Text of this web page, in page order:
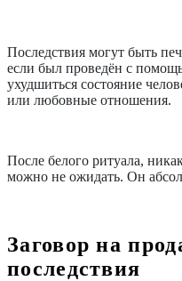
Последствия могут быть
если был проведён с
ухудшиться состояние
или любовные отношения.
После белого ритуала,
можно не ожидать. Он
Заговор на
последствия